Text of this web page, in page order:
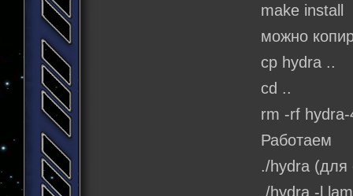
make install
можно
cp hydra ..
cd ..
rm -rf
Работаем
./hydra (для
./hydra -l